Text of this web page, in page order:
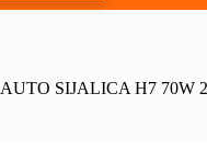
AUTO SIJALICA H7 70W